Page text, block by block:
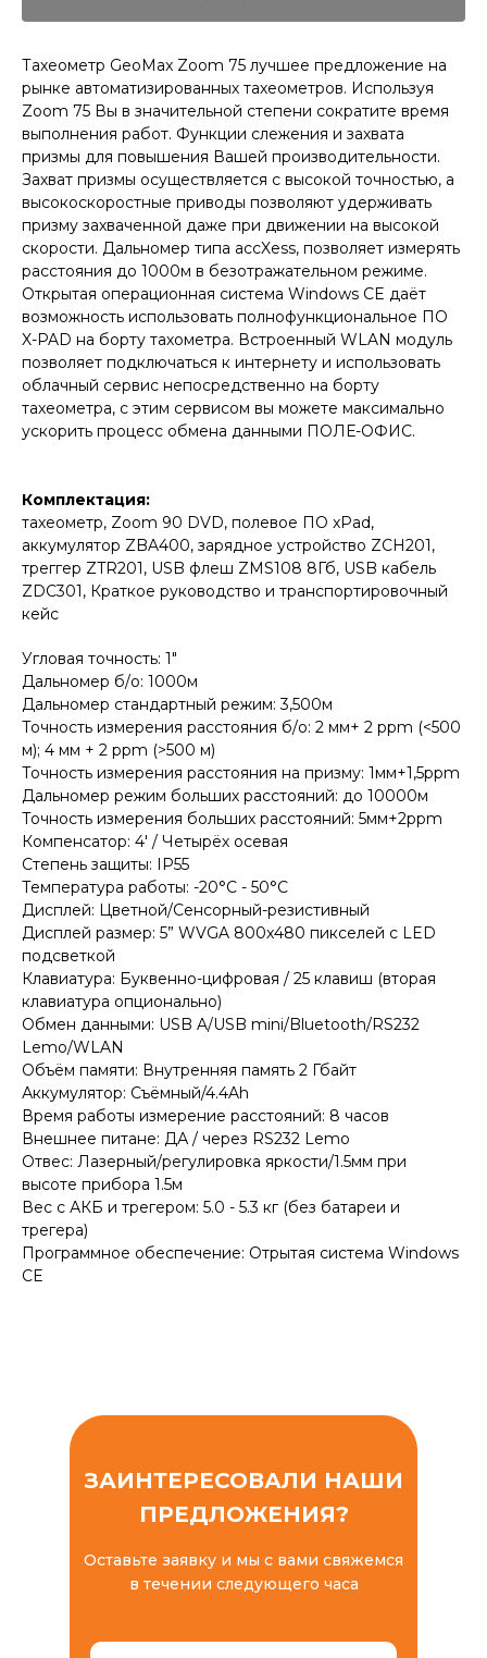
Тахеометр GeoMax Zoom 75 лучшее предложение на
рынке автоматизированных тахеометров. Используя
Zoom 75 Вы в значительной степени сократите время
выполнения работ. Функции слежения и захвата
призмы для повышения Вашей производительности.
Захват призмы осуществляется с высокой точностью, а
высокоскоростные приводы позволяют удерживать
призму захваченной даже при движении на высокой
скорости. Дальномер типа accXess, позволяет измерять
расстояния до 1000м в безотражательном режиме.
Открытая операционная система Windows CE даёт
возможность использовать полнофункциональное ПО
X-PAD на борту тахометра. Встроенный WLAN модуль
позволяет подключаться к интернету и использовать
облачный сервис непосредственно на борту
тахеометра, с этим сервисом вы можете максимально
ускорить процесс обмена данными ПОЛЕ-ОФИС.
Комплектация:
тахеометр, Zoom 90 DVD, полевое ПО xPad,
аккумулятор ZBA400, зарядное устройство ZCH201,
треггер ZTR201, USB флеш ZMS108 8Гб, USB кабель
ZDC301, Краткое руководство и транспортировочный
кейс
Угловая точность: 1"
Дальномер б/о: 1000м
Дальномер стандартный режим: 3,500м
Точность измерения расстояния б/о: 2 мм+ 2 ppm (<500
м); 4 мм + 2 ppm (>500 м)
Точность измерения расстояния на призму: 1мм+1,5ppm
Дальномер режим больших расстояний: до 10000м
Точность измерения больших расстояний: 5мм+2ppm
Компенсатор: 4' / Четырёх осевая
Степень защиты: IP55
Температура работы: -20°C - 50°C
Дисплей: Цветной/Сенсорный-резистивный
Дисплей размер: 5” WVGA 800x480 пикселей с LED
подсветкой
Клавиатура: Буквенно-цифровая / 25 клавиш (вторая
клавиатура опционально)
Обмен данными: USB A/USB mini/Bluetooth/RS232
Lemo/WLAN
Объём памяти: Внутренняя память 2 Гбайт
Аккумулятор: Съёмный/4.4Ah
Время работы измерение расстояний: 8 часов
Внешнее питане: ДА / через RS232 Lemo
Отвес: Лазерный/регулировка яркости/1.5мм при
высоте прибора 1.5м
Вес с АКБ и трегером: 5.0 - 5.3 кг (без батареи и
трегера)
Программное обеспечение: Отрытая система Windows
CE
ЗАИНТЕРЕСОВАЛИ НАШИ
ПРЕДЛОЖЕНИЯ?
Оставьте заявку и мы с вами свяжемся
в течении следующего часа